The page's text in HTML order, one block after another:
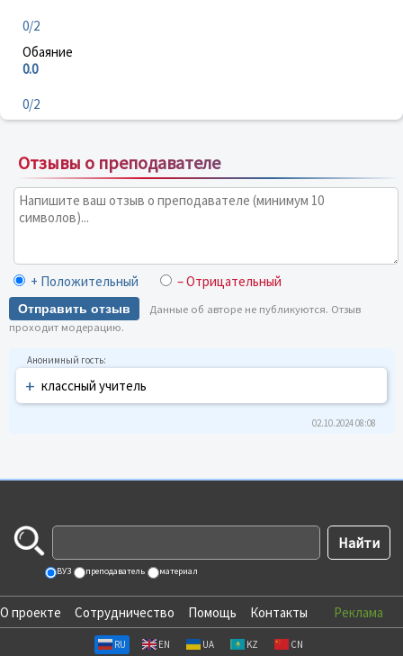
0/2
Обаяние
0.0
0/2
Отзывы о преподавателе
+ Положительный – Отрицательный
Отправить отзыв
Данные об авторе не публикуются. Отзыв
проходит модерацию.
+ классный учитель
02.10.2024 08:08
ВУЗ преподаватель материал
О проекте Сотрудничество Помощь Контакты Реклама
RU EN UA KZ CN